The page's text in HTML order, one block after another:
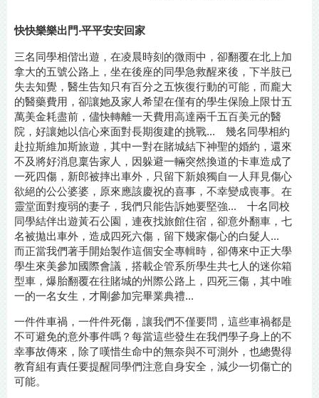
快快樂樂出門‧平平安安回家
三名同學相偕出遊，在凌晨時刻的微雨中，卻翻覆在北上加
拿大的五號公路上，坐在後座的同學急救醒來後，下半肢已
失去知覺，醫生告知只有百分之五恢復行動的可能，而龐大
的醫藥費用，卻讓她及家人希望在僅有的學生保險上限廿五
萬美金耗盡前，儘快轉離一天費用高達兩千五百美元的醫
院，好讓她以信心來面對長期復建的挑戰... 幾名同學相約
赴拉斯維加斯旅遊，其中一對在賭城結下神聖的婚約，還來
不及將好消息稟告家人，因躲避一輛突然換道的卡車造成了
一死四傷，新郎被摔出車外，只留下新娘獨自一人拜見傷心
欲絕的公公婆婆，原來應該慶祝的喜事，不幸變成喪事。在
靈堂面對瘦弱的妻子，我們只能告訴她要堅強... 十名同校
同學結伴出遊黃石公園，連夜找旅館住宿，卻意外翻車，七
名被拋出車外，造成四死六傷，留下幾家傷心的白髮人...
而正當我們著手開始製作這個安全專輯時，卻傳來中正大學
學生來美參加國際會議，搭載企管系所學生共七人的迷你箱
型車，爆胎翻覆在往賭城的州際公路上，四死三傷，其中唯
一的一名女生，才剛參加完畢業典禮...
一件件車禍，一件件死傷，讓我們不僅要問，這些車禍都是
不可避免的意外事件嗎？每當這些發生在我們學子身上的不
幸事故傳來，除了嘆惜生命中的無奈與不可測外，也總覺得
教育組有責任要提醒同學們注意自身安全，減少一切傷亡的
可能。